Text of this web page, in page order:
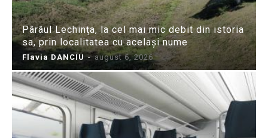
Pârâul Lechința, la cel mai mic debit din istoria
sa, prin localitatea cu același nume
Flavia DANCIU - august 6, 2026